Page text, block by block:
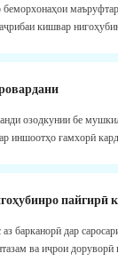
беморхонаҳои
кишвар
озодкунии бе
иншоотҳо ғамхорӣ
пайгирӣ
барканорӣ дар
ва иҷрои